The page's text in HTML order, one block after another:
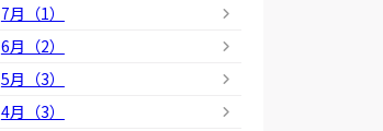
7月（1）
6月（2）
5月（3）
4月（3）